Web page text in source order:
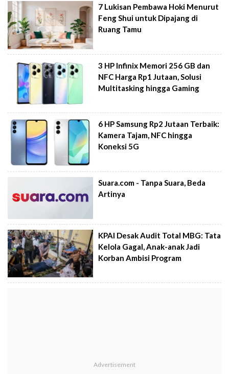
7 Lukisan Pembawa Hoki Menurut
Feng Shui untuk Dipajang di
Ruang Tamu
3 HP Infinix Memori 256 GB dan
NFC Harga Rp1 Jutaan, Solusi
Multitasking hingga Gaming
6 HP Samsung Rp2 Jutaan Terbaik:
Kamera Tajam, NFC hingga
Koneksi 5G
Suara.com - Tanpa Suara, Beda
Artinya
KPAI Desak Audit Total MBG: Tata
Kelola Gagal, Anak-anak Jadi
Korban Ambisi Program